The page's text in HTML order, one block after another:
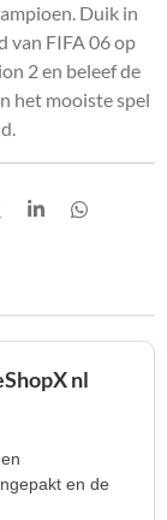
Duik in
van FIFA 06 op
2 en beleef de
het mooiste spel
S
D
nl
en de